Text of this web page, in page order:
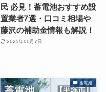
民 必見！蓄電池おすすめ設
置業者7選・口コミ相場や
藤沢の補助金情報も解説！
2025年11月7日
蓄電池